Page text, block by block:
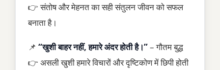
👉 संतोष और मेहनत का सही संतुलन जीवन को सफल
बनाता है।
📌 “खुशी बाहर नहीं, हमारे अंदर होती है।”– गौतम बुद्ध
👉 असली खुशी हमारे विचारों और दृष्टिकोण में छिपी होती